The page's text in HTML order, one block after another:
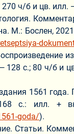
ч/б и цв. илл.
М.: Бослен,
с.; 80 ч/б и
1561
с.: илл. +
goda/).
Статьи.